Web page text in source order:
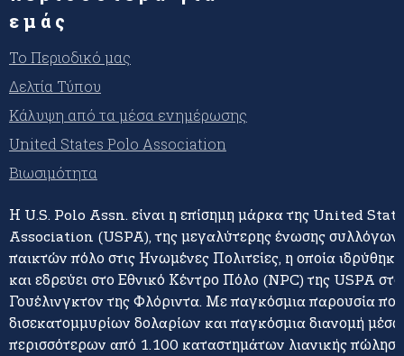
εμάς
Το Περιοδικό μας
Δελτία Τύπου
Κάλυψη από τα μέσα ενημέρωσης
United States Polo Association
Βιωσιμότητα
Η U.S. Polo Assn. είναι η επίσημη μάρκα της United
Association (USPA), της μεγαλύτερης ένωσης συλλόγων
παικτών πόλο στις Ηνωμένες Πολιτείες, η οποία
και εδρεύει στο Εθνικό Κέντρο Πόλο (NPC) της USPA στο
Γουέλινγκτον της Φλόριντα. Με παγκόσμια παρουσία
δισεκατομμυρίων δολαρίων και παγκόσμια διανομή μέσω
περισσότερων από 1.100 καταστημάτων λιανικής